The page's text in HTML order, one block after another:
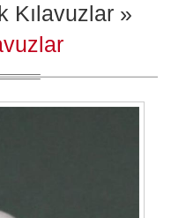
Kılavuzlar»